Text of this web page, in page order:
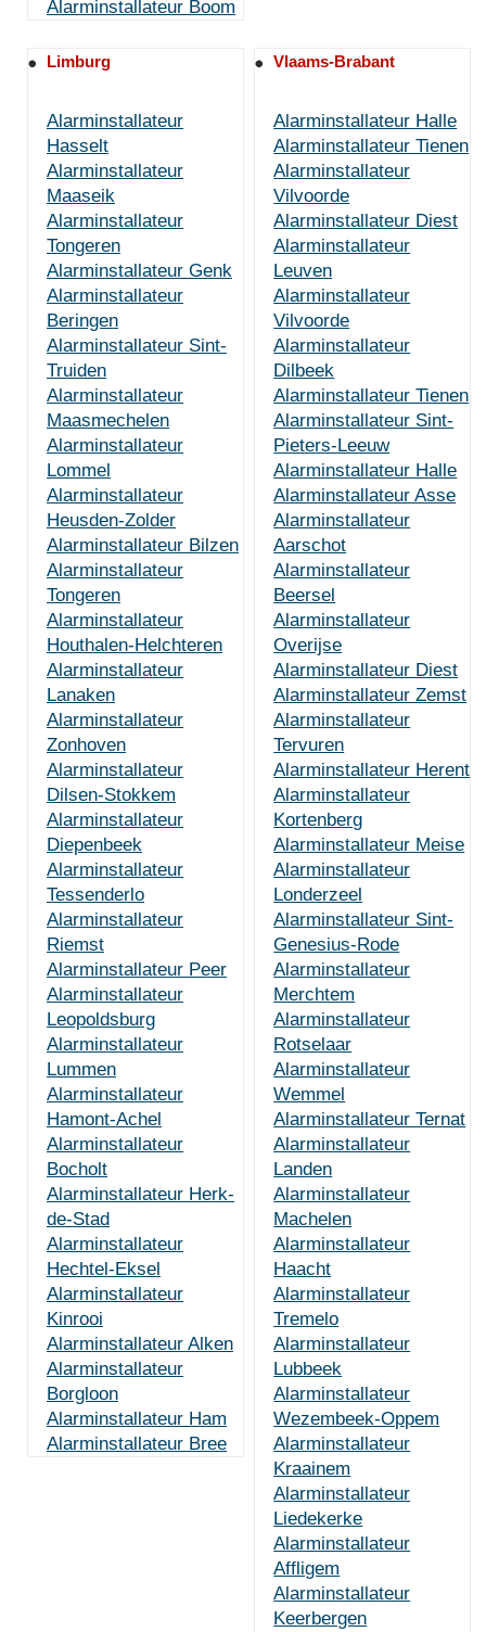
Alarminstallateur Boom
Limburg
Alarminstallateur
Hasselt
Alarminstallateur
Maaseik
Alarminstallateur
Tongeren
Alarminstallateur Genk
Alarminstallateur
Beringen
Alarminstallateur Sint-
Truiden
Alarminstallateur
Maasmechelen
Alarminstallateur
Lommel
Alarminstallateur
Heusden-Zolder
Alarminstallateur Bilzen
Alarminstallateur
Tongeren
Alarminstallateur
Houthalen-Helchteren
Alarminstallateur
Lanaken
Alarminstallateur
Zonhoven
Alarminstallateur
Dilsen-Stokkem
Alarminstallateur
Diepenbeek
Alarminstallateur
Tessenderlo
Alarminstallateur
Riemst
Alarminstallateur Peer
Alarminstallateur
Leopoldsburg
Alarminstallateur
Lummen
Alarminstallateur
Hamont-Achel
Alarminstallateur
Bocholt
Alarminstallateur Herk-
de-Stad
Alarminstallateur
Hechtel-Eksel
Alarminstallateur
Kinrooi
Alarminstallateur Alken
Alarminstallateur
Borgloon
Alarminstallateur Ham
Alarminstallateur Bree
Vlaams-Brabant
Alarminstallateur Halle
Alarminstallateur Tienen
Alarminstallateur
Vilvoorde
Alarminstallateur Diest
Alarminstallateur
Leuven
Alarminstallateur
Vilvoorde
Alarminstallateur
Dilbeek
Alarminstallateur Tienen
Alarminstallateur Sint-
Pieters-Leeuw
Alarminstallateur Halle
Alarminstallateur Asse
Alarminstallateur
Aarschot
Alarminstallateur
Beersel
Alarminstallateur
Overijse
Alarminstallateur Diest
Alarminstallateur Zemst
Alarminstallateur
Tervuren
Alarminstallateur Herent
Alarminstallateur
Kortenberg
Alarminstallateur Meise
Alarminstallateur
Londerzeel
Alarminstallateur Sint-
Genesius-Rode
Alarminstallateur
Merchtem
Alarminstallateur
Rotselaar
Alarminstallateur
Wemmel
Alarminstallateur Ternat
Alarminstallateur
Landen
Alarminstallateur
Machelen
Alarminstallateur
Haacht
Alarminstallateur
Tremelo
Alarminstallateur
Lubbeek
Alarminstallateur
Wezembeek-Oppem
Alarminstallateur
Kraainem
Alarminstallateur
Liedekerke
Alarminstallateur
Affligem
Alarminstallateur
Keerbergen